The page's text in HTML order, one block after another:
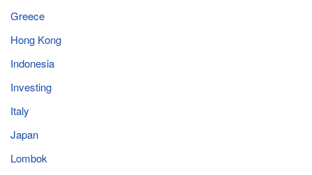
Greece
Hong Kong
Indonesia
Investing
Italy
Japan
Lombok